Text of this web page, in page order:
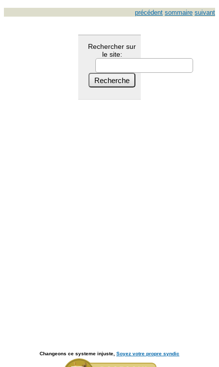
précédent sommaire suivant
Rechercher sur
le site:
Changeons ce systeme injuste, Soyez votre propre syndic